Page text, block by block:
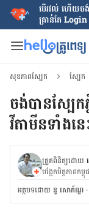
បើរវល់ ហើយចង់​
គ្រាន់តែ​
សុខភាពស្បែក ស្បែក
ចង់បានស្បែក
វីតាមីនទាំងន
ត្រួតពិនិត្យដោយ
បង្អែកមិត្តភាពក
អត្ថបទ​ដោយ នូ សោភ័ណ្ឌ ·